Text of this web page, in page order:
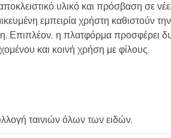
υλικό και πρόσβαση σε
εμπειρία χρήστη καθιστούν
Επιπλέον, η πλατφόρμα προσφέρει
και κοινή χρήση με φίλους.
ταινιών όλων των ειδών.